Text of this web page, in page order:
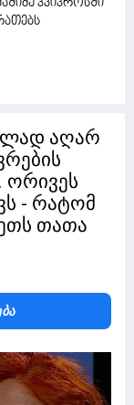
კვიპროსში
აღარ
ორივეს
- რატომ
თათა